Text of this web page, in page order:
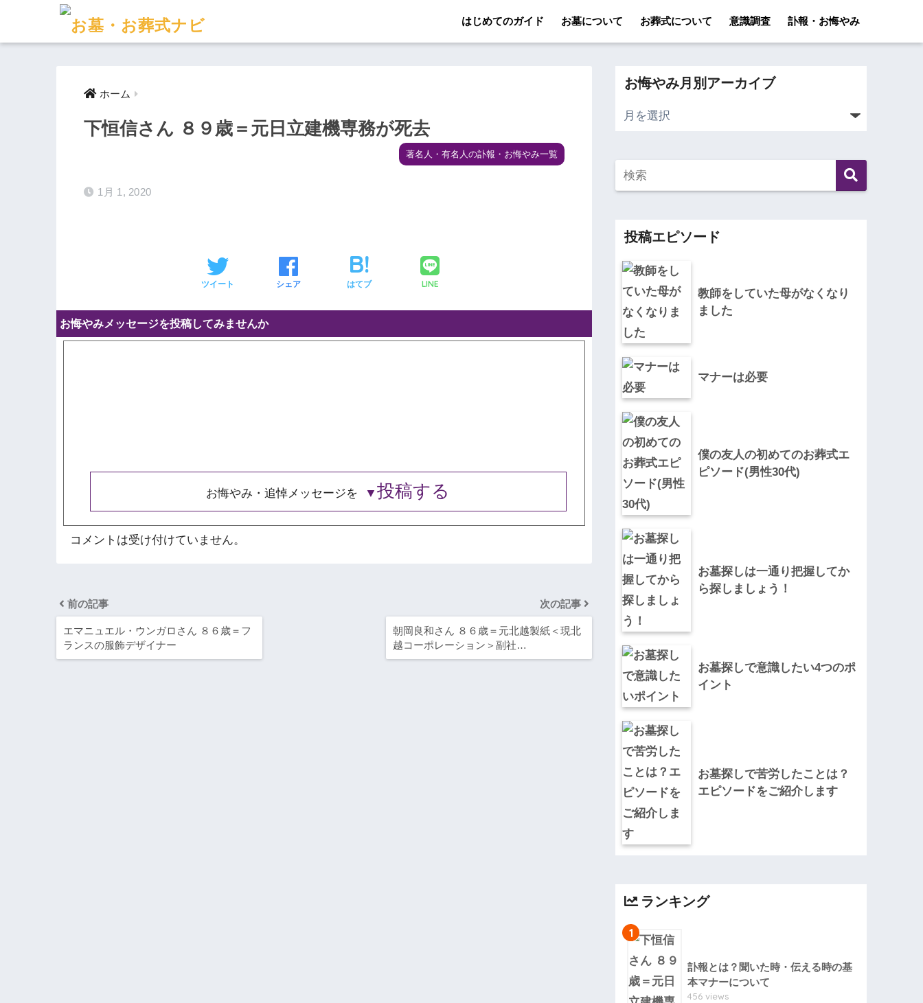
はじめてのガイド お墓について お葬式について 意識調査 訃報・お悔やみ
ホーム
下恒信さん ８９歳＝元日立建機専務が死去
著名人・有名人の訃報・お悔やみ一覧
1月 1, 2020
ツイート シェア はてブ LINE
お悔やみメッセージを投稿してみませんか
お悔やみ・追悼メッセージを 投稿する
コメントは受け付けていません。
前の記事
エマニュエル・ウンガロさん ８６歳＝フ
ランスの服飾デザイナー
次の記事
朝岡良和さん ８６歳＝元北越製紙＜現北
越コーポレーション＞副社…
お悔やみ月別アーカイブ
投稿エピソード
教師をしていた母がなくなり
ました
マナーは必要
僕の友人の初めてのお葬式エ
ピソード(男性30代)
お墓探しは一通り把握してか
ら探しましょう！
お墓探しで意識したい4つのポ
イント
お墓探しで苦労したことは？
エピソードをご紹介します
ランキング
1
訃報とは？聞いた時・伝える時の基
本マナーについて
456 views